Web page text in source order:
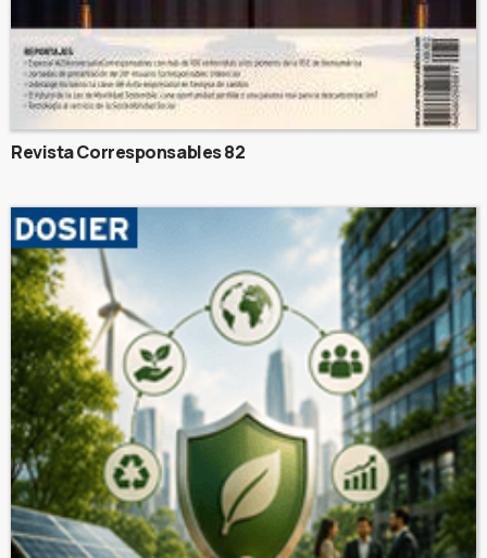
Revista Corresponsables 82